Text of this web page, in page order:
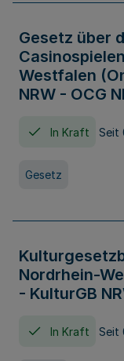
Gesetz über
Westfalen
NRW - OCG
In Kraft Seit
Gesetz
Nordrhein-
- KulturGB
In Kraft Seit